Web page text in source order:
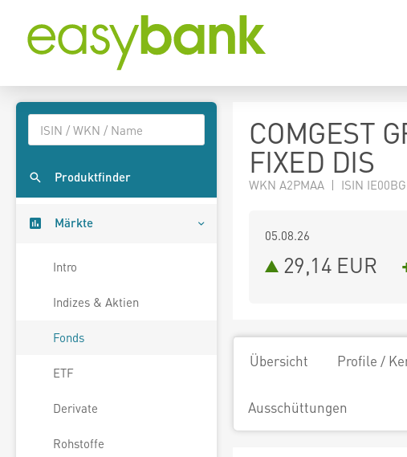
Produktfinder
Märkte
Intro
Indizes & Aktien
Fonds
ETF
Derivate
Rohstoffe
COMGEST
FIXED DIS
WKN A2PMAA | ISIN
05.08.26
29,14 EUR
Übersicht Profile /
Ausschüttungen